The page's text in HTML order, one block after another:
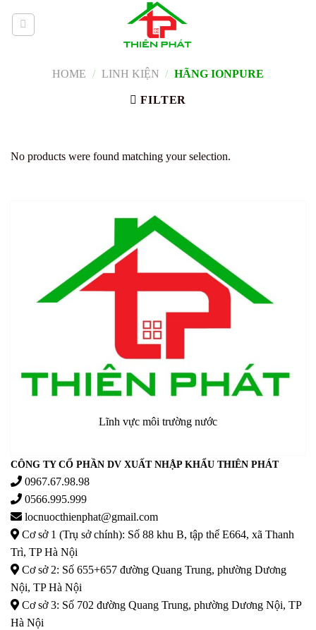
HOME / LINH KIỆN / HÃNG IONPURE
FILTER
No products were found matching your selection.
Lĩnh vực môi trường nước
CÔNG TY CỔ PHẦN DV XUẤT NHẬP KHẨU THIÊN PHÁT
0967.67.98.98
0566.995.999
locnuocthienphat@gmail.com
Cơ sở 1 (Trụ sở chính): Số 88 khu B, tập thể E664, xã Thanh
Trì, TP Hà Nội
Cơ sở 2: Số 655+657 đường Quang Trung, phường Dương
Nội, TP Hà Nội
Cơ sở 3: Số 702 đường Quang Trung, phường Dương Nội, TP
Hà Nội